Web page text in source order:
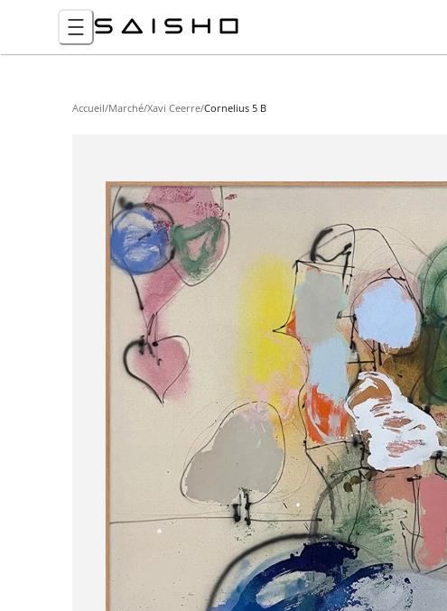
Accueil/Marché/Xavi Ceerre/Cornelius 5 B